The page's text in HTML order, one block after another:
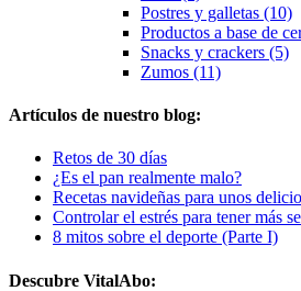
Postres y galletas (10)
Productos a base de
Snacks y crackers (5)
Zumos (11)
Artículos de nuestro blog:
Retos de 30 días
¿Es el pan realmente malo?
Recetas navideñas para unos
Controlar el estrés para tener más
8 mitos sobre el deporte (Parte I)
Descubre VitalAbo: